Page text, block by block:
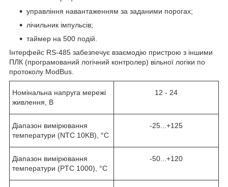
управління навантаженням за заданими порогах;
лічильник імпульсів;
таймер на 500 подій.
Інтерфейс RS-485 забезпечує взаємодію пристрою з іншими
ПЛК (програмований логічний контролер) вільної логіки по
протоколу ModBus.
Номінальна напруга мережі
живлення, В
12 - 24
Діапазон вимірювання
температури (NTC 10KB), °C
-25...+125
Діапазон вимірювання
температури (PTC 1000), °C
-50...+120